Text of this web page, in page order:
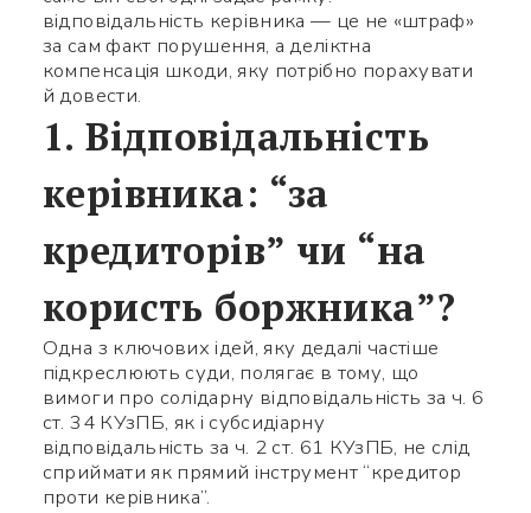
відповідальність керівника — це не «штраф»
за сам факт порушення, а деліктна
компенсація шкоди, яку потрібно порахувати
й довести.
1. Відповідальність
керівника: “за
кредиторів” чи “на
користь боржника”?
Одна з ключових ідей, яку дедалі частіше
підкреслюють суди, полягає в тому, що
вимоги про солідарну відповідальність за ч. 6
ст. 34 КУзПБ, як і субсидіарну
відповідальність за ч. 2 ст. 61 КУзПБ, не слід
сприймати як прямий інструмент “кредитор
проти керівника”.